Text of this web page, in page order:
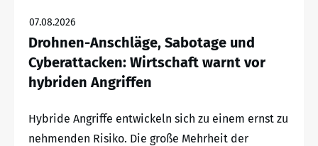
07.08.2026
Drohnen-Anschläge, Sabotage und
Cyberattacken: Wirtschaft warnt vor
hybriden Angriffen
Hybride Angriffe entwickeln sich zu einem ernst zu
nehmenden Risiko. Die große Mehrheit der